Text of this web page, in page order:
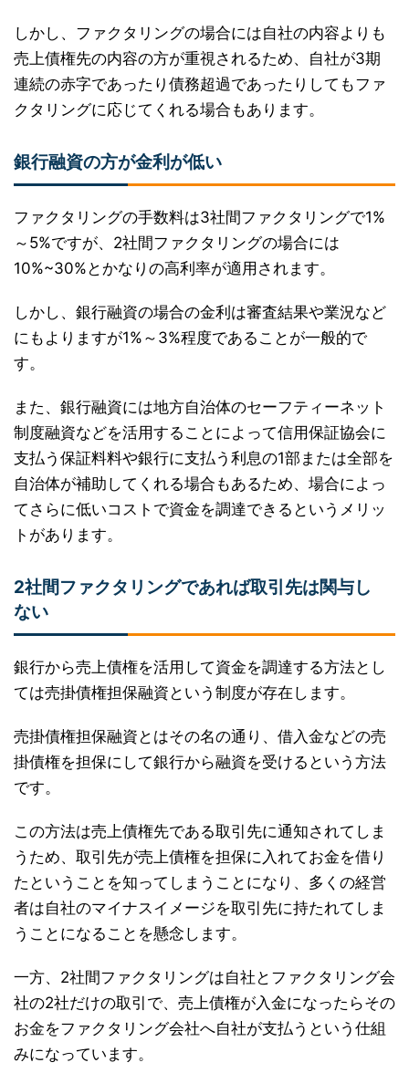
しかし、ファクタリングの場合には自社の内容よりも
売上債権先の内容の方が重視されるため、自社が3期
連続の赤字であったり債務超過であったりしてもファ
クタリングに応じてくれる場合もあります。
銀行融資の方が金利が低い
ファクタリングの手数料は3社間ファクタリングで1%
～5%ですが、2社間ファクタリングの場合には
10%~30%とかなりの高利率が適用されます。
しかし、銀行融資の場合の金利は審査結果や業況など
にもよりますが1%～3%程度であることが一般的で
す。
また、銀行融資には地方自治体のセーフティーネット
制度融資などを活用することによって信用保証協会に
支払う保証料料や銀行に支払う利息の1部または全部を
自治体が補助してくれる場合もあるため、場合によっ
てさらに低いコストで資金を調達できるというメリッ
トがあります。
2社間ファクタリングであれば取引先は関与し
ない
銀行から売上債権を活用して資金を調達する方法とし
ては売掛債権担保融資という制度が存在します。
売掛債権担保融資とはその名の通り、借入金などの売
掛債権を担保にして銀行から融資を受けるという方法
です。
この方法は売上債権先である取引先に通知されてしま
うため、取引先が売上債権を担保に入れてお金を借り
たということを知ってしまうことになり、多くの経営
者は自社のマイナスイメージを取引先に持たれてしま
うことになることを懸念します。
一方、2社間ファクタリングは自社とファクタリング会
社の2社だけの取引で、売上債権が入金になったらその
お金をファクタリング会社へ自社が支払うという仕組
みになっています。